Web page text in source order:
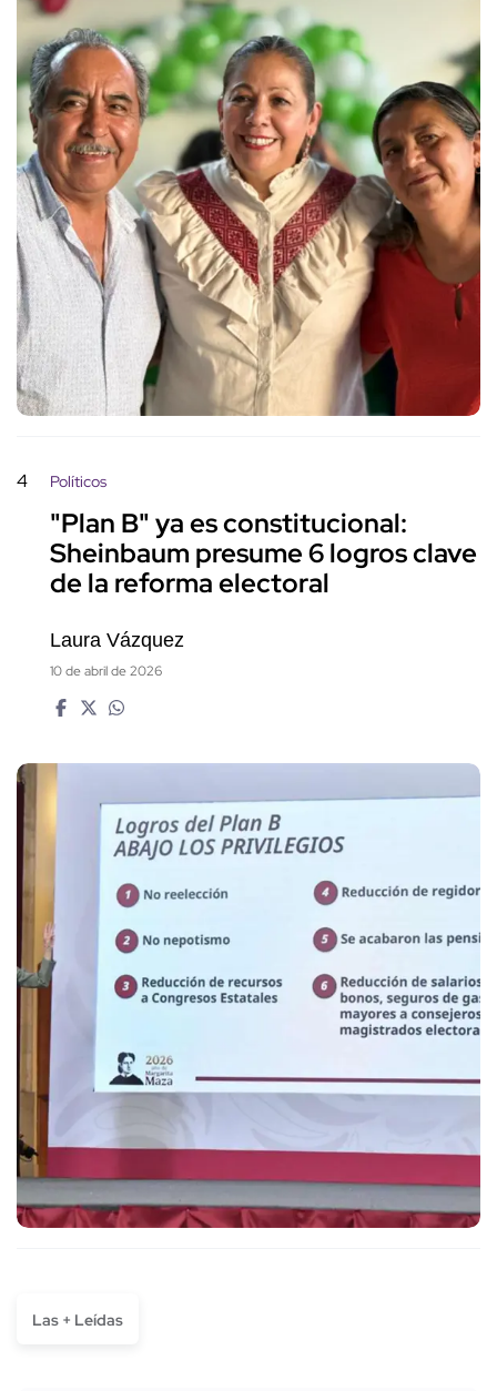
4 Políticos
"Plan B" ya es constitucional:
Sheinbaum presume 6 logros clave
de la reforma electoral
Laura Vázquez
10 de abril de 2026
Las + Leídas